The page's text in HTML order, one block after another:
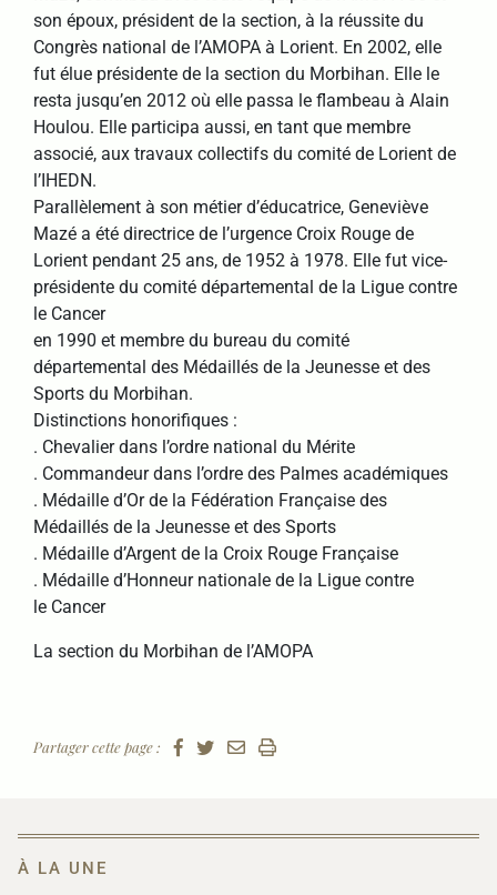
son époux, président de la section, à la réussite du
Congrès national de l’AMOPA à Lorient. En 2002, elle
fut élue présidente de la section du Morbihan. Elle le
resta jusqu’en 2012 où elle passa le flambeau à Alain
Houlou. Elle participa aussi, en tant que membre
associé, aux travaux collectifs du comité de Lorient de
l’IHEDN.
Parallèlement à son métier d’éducatrice, Geneviève
Mazé a été directrice de l’urgence Croix Rouge de
Lorient pendant 25 ans, de 1952 à 1978. Elle fut vice-
présidente du comité départemental de la Ligue contre
le Cancer
en 1990 et membre du bureau du comité
départemental des Médaillés de la Jeunesse et des
Sports du Morbihan.
Distinctions honorifiques :
. Chevalier dans l’ordre national du Mérite
. Commandeur dans l’ordre des Palmes académiques
. Médaille d’Or de la Fédération Française des
Médaillés de la Jeunesse et des Sports
. Médaille d’Argent de la Croix Rouge Française
. Médaille d’Honneur nationale de la Ligue contre
le Cancer
La section du Morbihan de l’AMOPA
Partager cette page :
À LA UNE